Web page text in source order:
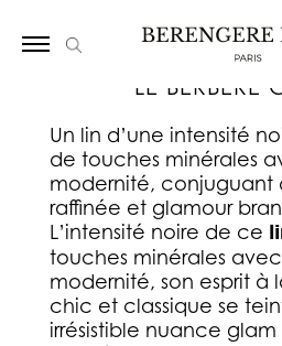
LE BERBÈRE
Un lin d’une intensité
de touches minérales
modernité, conjuguant
raffinée et glamour
L’intensité noire de ce
touches minérales
modernité, son esprit à
chic et classique se
irrésistible nuance glam